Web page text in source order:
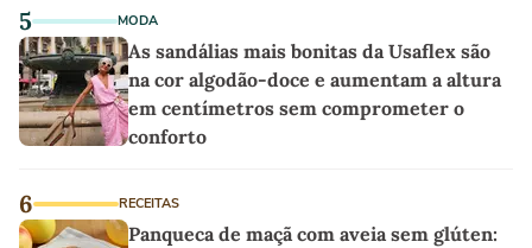
5 MODA
As sandálias mais bonitas da Usaflex são
na cor algodão-doce e aumentam a altura
em centímetros sem comprometer o
conforto
6 RECEITAS
Panqueca de maçã com aveia sem glúten: